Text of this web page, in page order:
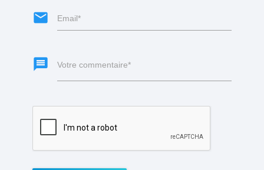
email Email*
message Votre commentaire*